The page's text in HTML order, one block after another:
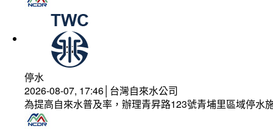
停水
2026-08-07, 17:46│台灣自來水公司
為提高自來水普及率，辦理青昇路123號青埔里區域停水